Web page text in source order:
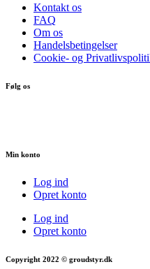
Kontakt os
FAQ
Om os
Handelsbetingelser
Cookie- og
Følg os
Min konto
Log ind
Opret konto
Log ind
Opret konto
Copyright 2022 © groudstyr.dk